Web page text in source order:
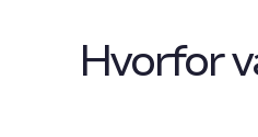
Hvorfor